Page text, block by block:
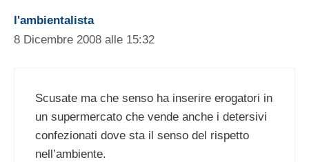
l'ambientalista
8 Dicembre 2008 alle 15:32
Scusate ma che senso ha inserire erogatori in
un supermercato che vende anche i detersivi
confezionati dove sta il senso del rispetto
nell’ambiente.